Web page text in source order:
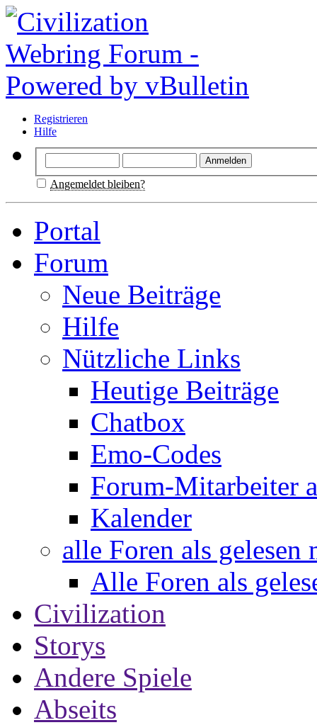
Registrieren
Hilfe
Angemeldet bleiben?
Portal
Forum
Neue Beiträge
Hilfe
Nützliche Links
Heutige Beiträge
Chatbox
Emo-Codes
Forum-Mitarbeiter
Kalender
alle Foren als gelesen
Alle Foren als
Civilization
Storys
Andere Spiele
Abseits